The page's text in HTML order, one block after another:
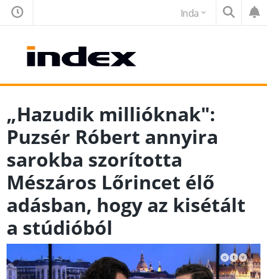
Inda
„Hazudik millióknak":
Puzsér Róbert annyira
sarokba szorította
Mészáros Lőrincet élő
adásban, hogy az kisétált
a stúdióból